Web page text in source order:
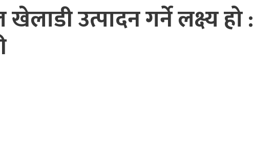
उत्पादन गर्ने लक्ष्य हो :